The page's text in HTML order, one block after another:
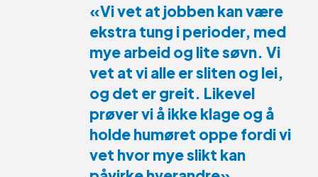
«Vi vet at jobben kan være
ekstra tung i perioder, med
mye arbeid og lite søvn. Vi
vet at vi alle er sliten og lei,
og det er greit. Likevel
prøver vi å ikke klage og å
holde humøret oppe fordi vi
vet hvor mye slikt kan